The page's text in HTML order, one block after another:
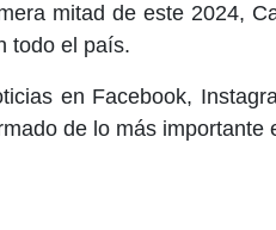
mitad de este 2024,
todo el país.
en Facebook,
de lo más